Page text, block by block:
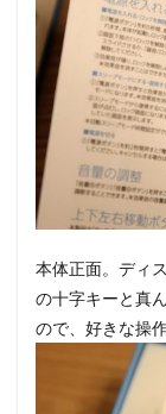
本体正面。ディ
の十字キーと真
ので、好きな操